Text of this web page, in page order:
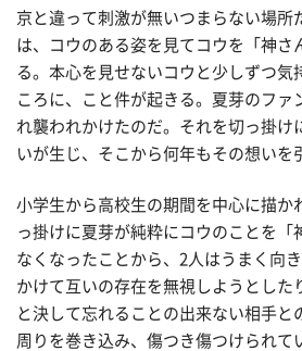
京と違って刺激が無いつまらない場所
は、コウのある姿を見てコウを「神さ
る。本心を見せないコウと少しずつ気
ころに、こと件が起きる。夏芽のファ
れ襲われかけたのだ。それを切っ掛け
いが生じ、そこから何年もその想いを
小学生から高校生の期間を中心に描か
っ掛けに夏芽が純粋にコウのことを「
なくなったことから、2人はうまく向
かけて互いの存在を無視しようとした
と決して忘れることの出来ない相手と
周りを巻き込み、傷つき傷つけられて